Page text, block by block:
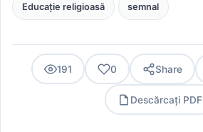
Educație religioasă semnal
191 0 Share
Descărcați PDF